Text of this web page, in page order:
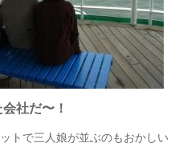
社だ〜！
トで三人娘が並ぶのもおかしい